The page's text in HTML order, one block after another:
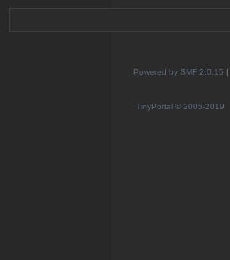
Powered by SMF 2.0.15 |
TinyPortal © 2005-2019